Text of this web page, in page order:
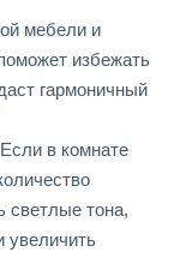
мебели и
избежать
гармоничный
в комнате
светлые тона,
увеличить